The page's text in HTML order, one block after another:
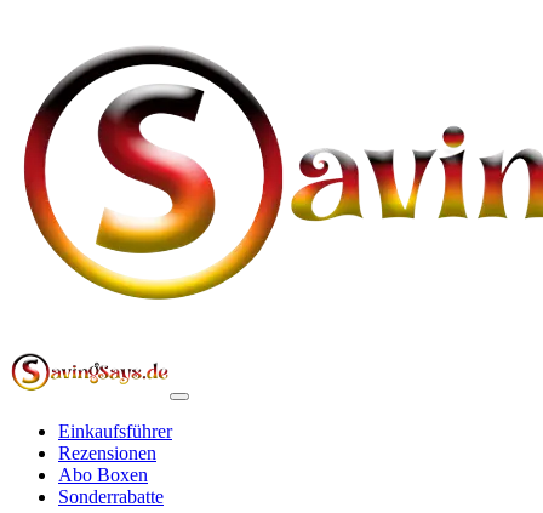
Einkaufsführer
Rezensionen
Abo Boxen
Sonderrabatte